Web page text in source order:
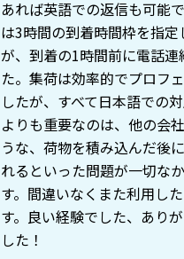
あれば英語での返信も可能
は3時間の到着時間枠を指定
が、到着の1時間前に電話連
た。集荷は効率的でプロフ
したが、すべて日本語での
よりも重要なのは、他の会
うな、荷物を積み込んだ後
れるといった問題が一切な
す。間違いなくまた利用し
す。良い経験でした、あり
した！